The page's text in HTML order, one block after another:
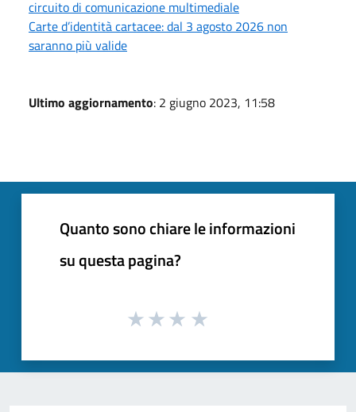
circuito di comunicazione multimediale
Carte d’identità cartacee: dal 3 agosto 2026 non
saranno più valide
Ultimo aggiornamento: 2 giugno 2023, 11:58
Quanto sono chiare le informazioni
su questa pagina?